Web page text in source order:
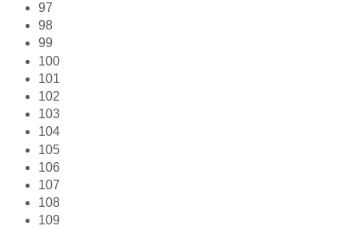
97
98
99
100
101
102
103
104
105
106
107
108
109